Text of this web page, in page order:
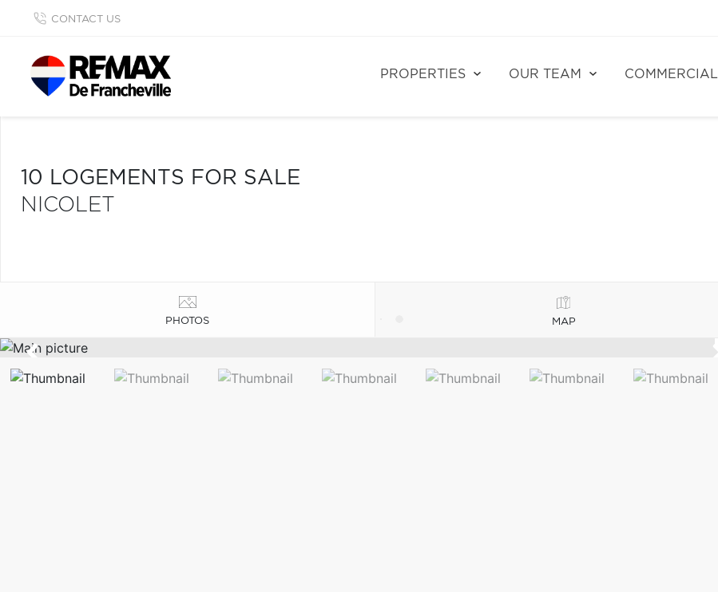
CONTACT US
PROPERTIES OUR TEAM COMMERCIAL
10 LOGEMENTS FOR SALE
NICOLET
PHOTOS MAP